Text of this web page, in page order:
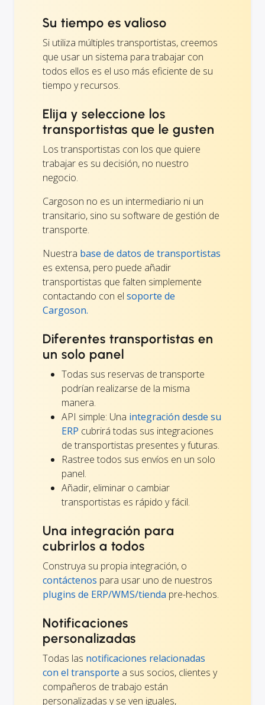
Su tiempo es valioso
Si utiliza múltiples transportistas, creemos
que usar un sistema para trabajar con
todos ellos es el uso más eficiente de su
tiempo y recursos.
Elija y seleccione los
transportistas que le gusten
Los transportistas con los que quiere
trabajar es su decisión, no nuestro
negocio.
Cargoson no es un intermediario ni un
transitario, sino su software de gestión de
transporte.
Nuestra base de datos de transportistas
es extensa, pero puede añadir
transportistas que falten simplemente
contactando con el soporte de
Cargoson.
Diferentes transportistas en
un solo panel
Todas sus reservas de transporte
podrían realizarse de la misma
manera.
API simple: Una integración desde su
ERP cubrirá todas sus integraciones
de transportistas presentes y futuras.
Rastree todos sus envíos en un solo
panel.
Añadir, eliminar o cambiar
transportistas es rápido y fácil.
Una integración para
cubrirlos a todos
Construya su propia integración, o
contáctenos para usar uno de nuestros
plugins de ERP/WMS/tienda pre-hechos.
Notificaciones
personalizadas
Todas las notificaciones relacionadas
con el transporte a sus socios, clientes y
compañeros de trabajo están
personalizadas y se ven iguales,